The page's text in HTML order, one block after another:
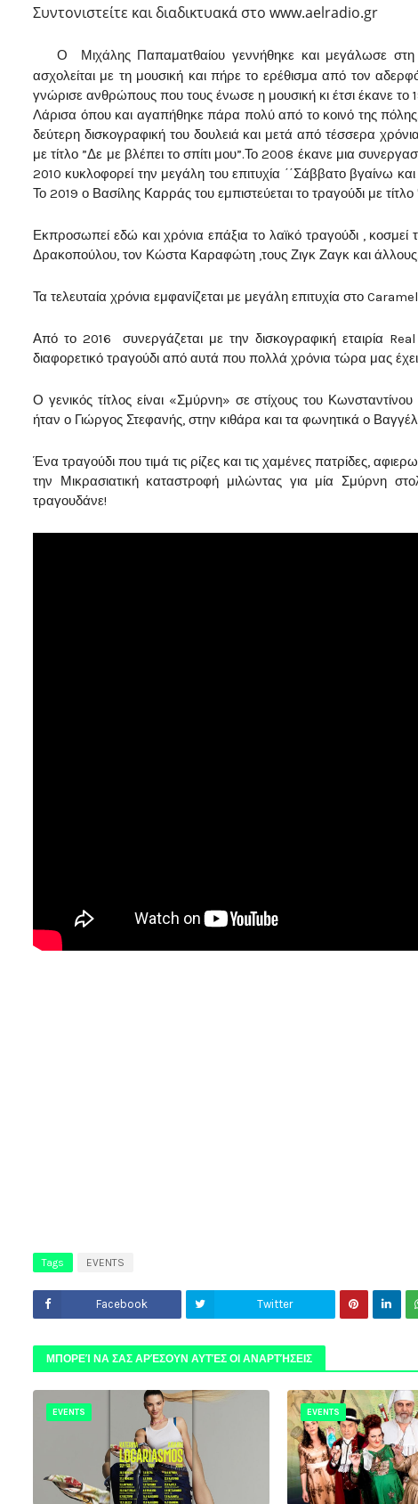
Συντονιστείτε και διαδικτυακά στο www.aelradio.gr
Ο Μιχάλης Παπαματθαίουγεννήθηκε και μεγάλωσε
ασχολείται με τη μουσική και πήρε το ερέθισμα από τον
γνώρισε ανθρώπους που τους ένωσε η μουσική κι έτσι έκανε το
Λάρισα όπου και αγαπήθηκε πάρα πολύ από το κοινό της πόλης.
δεύτερη δισκογραφική του δουλειά και μετά από τέσσερα
με τίτλο ”Δε με βλέπει το σπίτι μου”.Το 2008 έκανε μια
2010 κυκλοφορεί την μεγάλη του επιτυχία ΄΄Σάββατο βγαίνω
Το 2019 ο Βασίλης Καρράς του εμπιστεύεται το τραγούδι με
Εκπροσωπεί εδώ και χρόνια επάξια το λαϊκό τραγούδι , κοσμεί
Δρακοπούλου, τον Κώστα Καραφώτη ,τους Ζιγκ Ζαγκ και άλλους.
Τα τελευταία χρόνια εμφανίζεται με μεγάλη επιτυχία στο
Από το 2016 συνεργάζεται με την δισκογραφική εταιρία
διαφορετικό τραγούδι από αυτά που πολλά χρόνια τώρα μας έχει
Ο γενικός τίτλος είναι «Σμύρνη» σε στίχους του
ήταν ο Γιώργος Στεφανής, στην κιθάρα και τα φωνητικά ο
Ένα τραγούδι που τιμά τις ρίζες και τις χαμένες πατρίδες,
την Μικρασιατική καταστροφή μιλώντας για μία Σμύρνη
τραγουδάνε!
Tags EVENTS
Facebook Twitter
ΜΠΟΡΕΊ ΝΑ ΣΑΣ ΑΡΈΣΟΥΝ ΑΥΤΈΣ ΟΙ ΑΝΑΡΤΉΣΕΙΣ
EVENTS EVENTS